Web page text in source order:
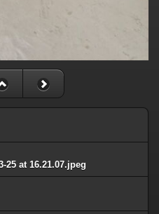
25 at 16.21.07.jpeg